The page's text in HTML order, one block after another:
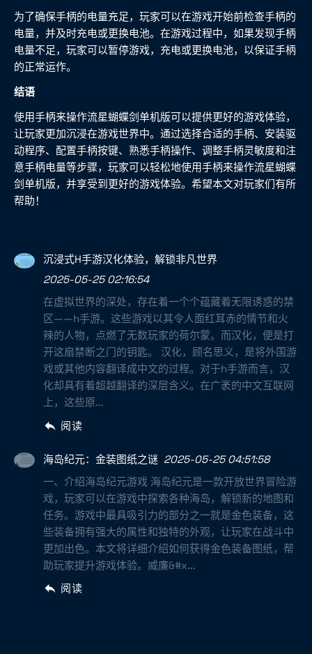
为了确保手柄的电量充足，玩家可以在游戏开始前检查手柄的
电量，并及时充电或更换电池。在游戏过程中，如果发现手柄
电量不足，玩家可以暂停游戏，充电或更换电池，以保证手柄
的正常运作。
结语
使用手柄来操作流星蝴蝶剑单机版可以提供更好的游戏体验，
让玩家更加沉浸在游戏世界中。通过选择合适的手柄、安装驱
动程序、配置手柄按键、熟悉手柄操作、调整手柄灵敏度和注
意手柄电量等步骤，玩家可以轻松地使用手柄来操作流星蝴蝶
剑单机版，并享受到更好的游戏体验。希望本文对玩家们有所
帮助！
沉浸式H手游汉化体验，解锁非凡世界
2025-05-25 02:16:54
在虚拟世界的深处，存在着一个个蕴藏着无限诱惑的禁
区——h手游。这些游戏以其令人面红耳赤的情节和火
辣的人物，点燃了无数玩家的荷尔蒙。而汉化，便是打
开这扇禁断之门的钥匙。 汉化，顾名思义，是将外国游
戏或其他内容翻译成中文的过程。对于h手游而言，汉
化却具有着超越翻译的深层含义。在广袤的中文互联网
上，这些原...
阅读
海岛纪元：金装图纸之谜 2025-05-25 04:51:58
一、介绍海岛纪元游戏 海岛纪元是一款开放世界冒险游
戏，玩家可以在游戏中探索各种海岛，解锁新的地图和
任务。游戏中最具吸引力的部分之一就是金色装备，这
些装备拥有强大的属性和独特的外观，让玩家在战斗中
更加出色。本文将详细介绍如何获得金色装备图纸，帮
助玩家提升游戏体验。威廉&#x...
阅读